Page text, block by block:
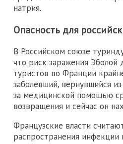
натрия.
Опасность для
В Российском союзе
что риск заражения Эболой
туристов во Франции
заболевший, вернувшийся
за медицинской помощью
возвращения и сейчас он
Французские власти
распространения инфекции